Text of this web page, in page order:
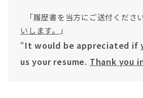
「履歴書を当方にご送付ください
いします。
」
“It would be appreciated if
us your resume. Thank you